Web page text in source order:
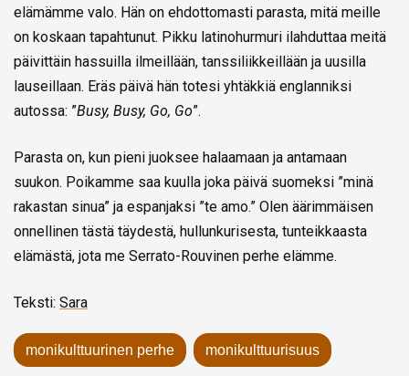
elämämme valo. Hän on ehdottomasti parasta, mitä meille
on koskaan tapahtunut. Pikku latinohurmuri ilahduttaa meitä
päivittäin hassuilla ilmeillään, tanssiliikkeillään ja uusilla
lauseillaan. Eräs päivä hän totesi yhtäkkiä englanniksi
autossa: ”Busy, Busy, Go, Go”.
Parasta on, kun pieni juoksee halaamaan ja antamaan
suukon. Poikamme saa kuulla joka päivä suomeksi ”minä
rakastan sinua” ja espanjaksi ”te amo.” Olen äärimmäisen
onnellinen tästä täydestä, hullunkurisesta, tunteikkaasta
elämästä, jota me Serrato-Rouvinen perhe elämme.
Teksti: Sara
monikulttuurinen perhe monikulttuurisuus